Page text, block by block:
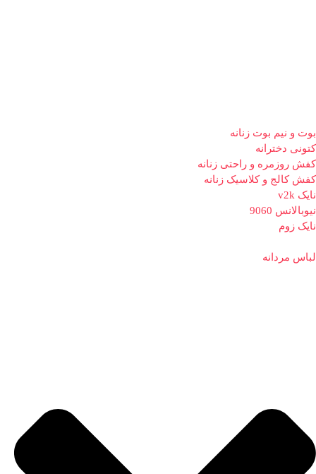
بوت و نیم بوت زنانه
کتونی دخترانه
کفش روزمره و راحتی زنانه
کفش کالج و کلاسیک زنانه
نایک v2k
نیوبالانس 9060
نایک زوم
لباس مردانه